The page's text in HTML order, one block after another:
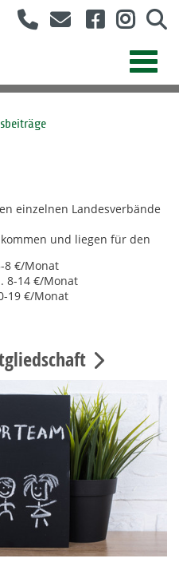
einzelnen Landesverbände
und liegen für den
8 €/Monat
8-14 €/Monat
19 €/Monat